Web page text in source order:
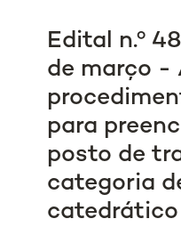
Edital n.º
de março -
para
posto de
categoria
catedrático